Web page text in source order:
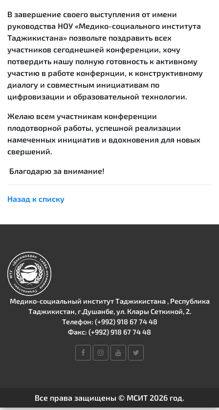
В завершение своего выступления от имени
руководства НОУ «Медико-социального института
Таджикистана» позвольте поздравить всех
участников сегоднешней конференции, хочу
потвердить нашу полную готовность к активному
участию в работе конфернции, к конструктивному
диалогу и совместным инициативам по
цифровизации и образовательной технологии.
Желаю всем участникам конференции
плодотворной работы, успешной реализации
намеченных инициатив и вдохновения для новых
свершений.
Благодарю за внимание!
Назад к списку
Медико-социальный институт Таджикистана , Республика
Таджикистан, г.Душанбе, ул. Клары Сеткиной, 2.
Телефон: (+992) 918 67 74 48
Факс: (+992) 918 67 74 48
Все права защищены © МСИТ 2026 год.